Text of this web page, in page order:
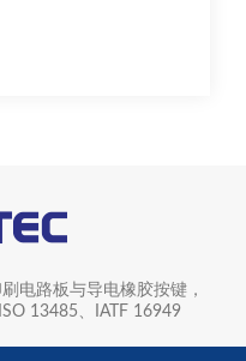
电路板与导电橡胶按键，
13485、IATF 16949